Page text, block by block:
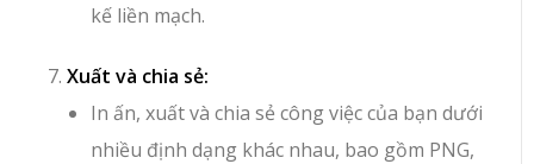
kế liền mạch.
Xuất và chia sẻ:
In ấn, xuất và chia sẻ công việc của bạn dưới
nhiều định dạng khác nhau, bao gồm PNG,